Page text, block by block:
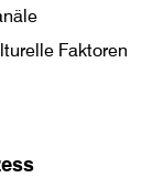
Faktoren